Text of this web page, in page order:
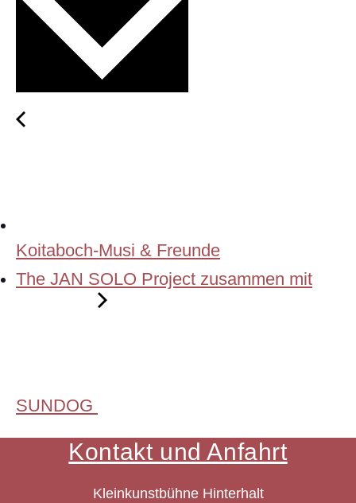
Koitaboch-Musi & Freunde
The JAN SOLO Project zusammen mit
SUNDOG
Kontakt und Anfahrt
Kleinkunstbühne Hinterhalt